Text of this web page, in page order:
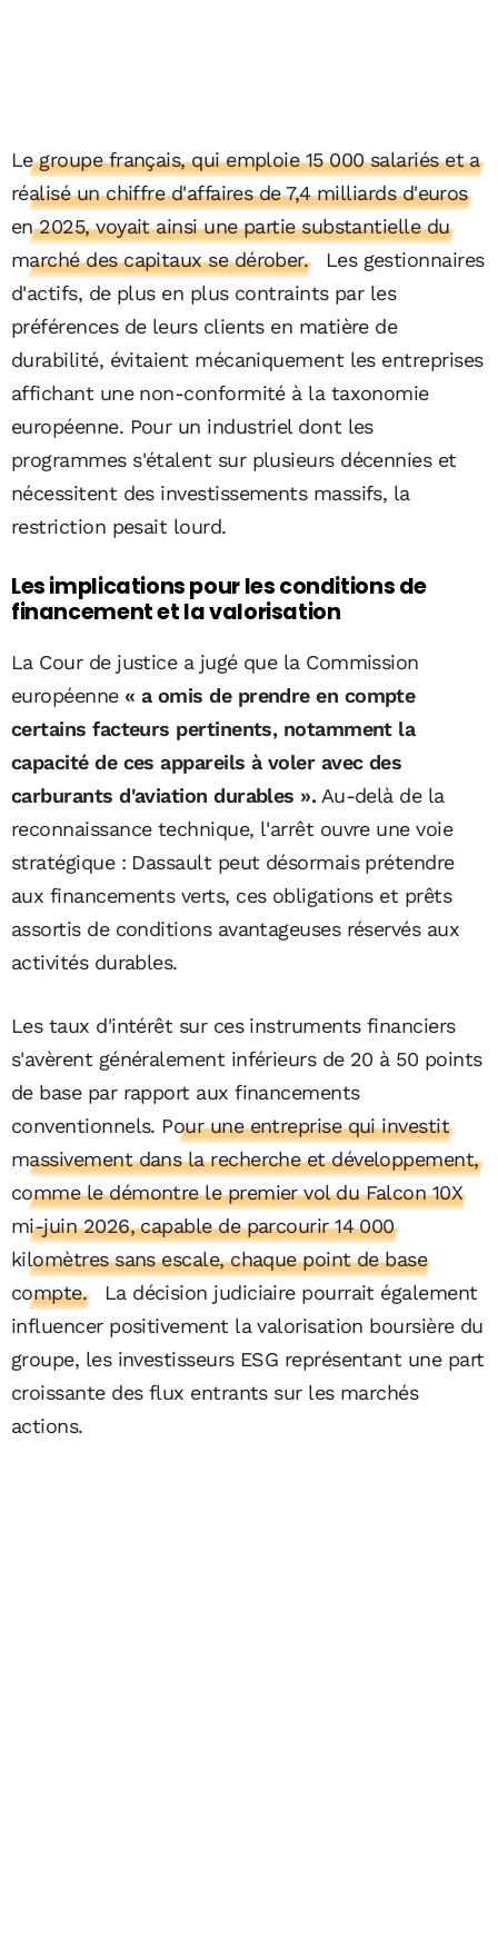
Le groupe français, qui emploie 15 000 salariés et a
réalisé un chiffre d'affaires de 7,4 milliards d'euros
en 2025, voyait ainsi une partie substantielle du
marché des capitaux se dérober.
Les gestionnaires
d'actifs, de plus en plus contraints par les
préférences de leurs clients en matière de
durabilité, évitaient mécaniquement les entreprises
affichant une non-conformité à la taxonomie
européenne. Pour un industriel dont les
programmes s'étalent sur plusieurs décennies et
nécessitent des investissements massifs, la
restriction pesait lourd.
Les implications pour les conditions de
financement et la valorisation
La Cour de justice a jugé que la Commission
européenne « a omis de prendre en compte
certains facteurs pertinents, notamment la
capacité de ces appareils à voler avec des
carburants d'aviation durables ». Au-delà de la
reconnaissance technique, l'arrêt ouvre une voie
stratégique : Dassault peut désormais prétendre
aux financements verts, ces obligations et prêts
assortis de conditions avantageuses réservés aux
activités durables.
Les taux d'intérêt sur ces instruments financiers
s'avèrent généralement inférieurs de 20 à 50 points
de base par rapport aux financements
conventionnels. Pour une entreprise qui investit
massivement dans la recherche et développement,
comme le démontre le premier vol du Falcon 10X
mi-juin 2026, capable de parcourir 14 000
kilomètres sans escale, chaque point de base
compte.
La décision judiciaire pourrait également
influencer positivement la valorisation boursière du
groupe, les investisseurs ESG représentant une part
croissante des flux entrants sur les marchés
actions.